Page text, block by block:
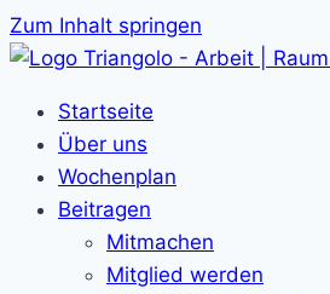
Zum Inhalt springen
Startseite
Über uns
Wochenplan
Beitragen
Mitmachen
Mitglied werden